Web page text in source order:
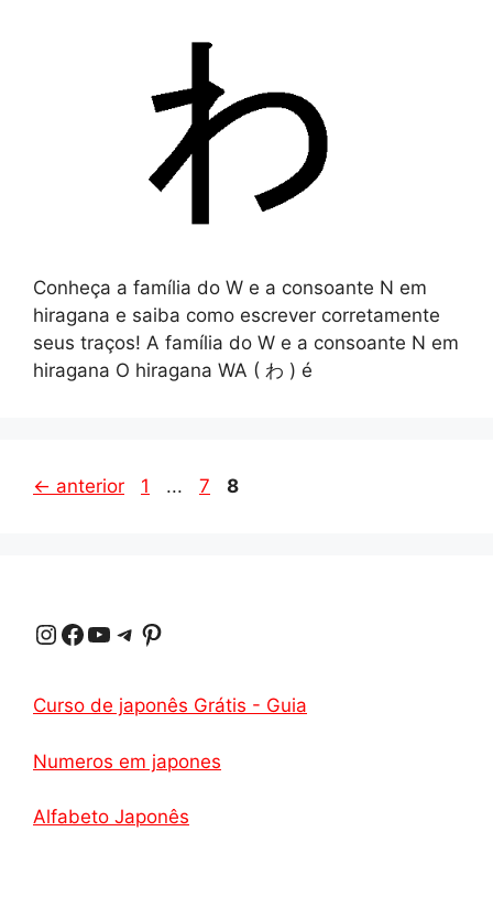
Conheça a família do W e a consoante N em
hiragana e saiba como escrever corretamente
seus traços! A família do W e a consoante N em
hiragana O hiragana WA ( わ ) é
← anterior Página
1 ... Página
7 Página
8
Instagram Facebook Youtube Telegrama Pinterest
Curso de japonês Grátis - Guia
Numeros em japones
Alfabeto Japonês